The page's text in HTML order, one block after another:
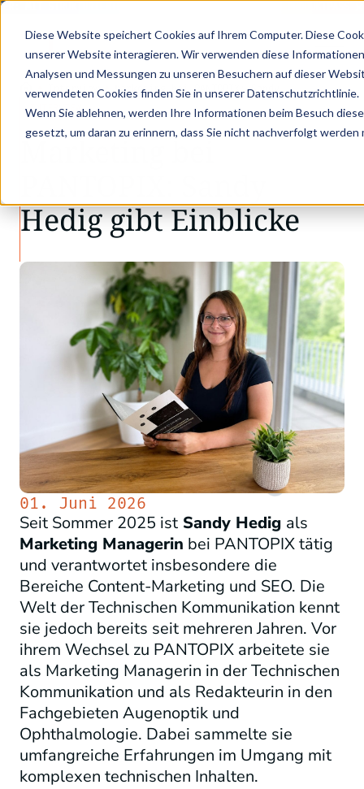
Diese Website speichert Cookies auf Ihrem Computer. Diese
unserer Website interagieren. Wir verwenden diese
Analysen und Messungen zu unseren Besuchern auf dieser
verwendeten Cookies finden Sie in unserer Datenschutzrichtlinie.
Wenn Sie ablehnen, werden Ihre Informationen beim Besuch
gesetzt, um daran zu erinnern, dass Sie nicht nachverfolgt werden
MIT STRUKTURIERTEN PRODUKTDATEN ZUM DIGITALEN PRODUKTPASS -
Interview•
Marketing bei PANTOPIX: Sandy …
INTERVIEW
Marketing bei
Hedig gibt Einblicke
01. Juni 2026
Seit Sommer 2025 ist Sandy Hedig als
Marketing Managerin bei PANTOPIX tätig
und verantwortet insbesondere die
Bereiche Content-Marketing und SEO. Die
Welt der Technischen Kommunikation kennt
sie jedoch bereits seit mehreren Jahren. Vor
ihrem Wechsel zu PANTOPIX arbeitete sie
als Marketing Managerin in der Technischen
Kommunikation und als Redakteurin in den
Fachgebieten Augenoptik und
Ophthalmologie. Dabei sammelte sie
umfangreiche Erfahrungen im Umgang mit
komplexen technischen Inhalten.